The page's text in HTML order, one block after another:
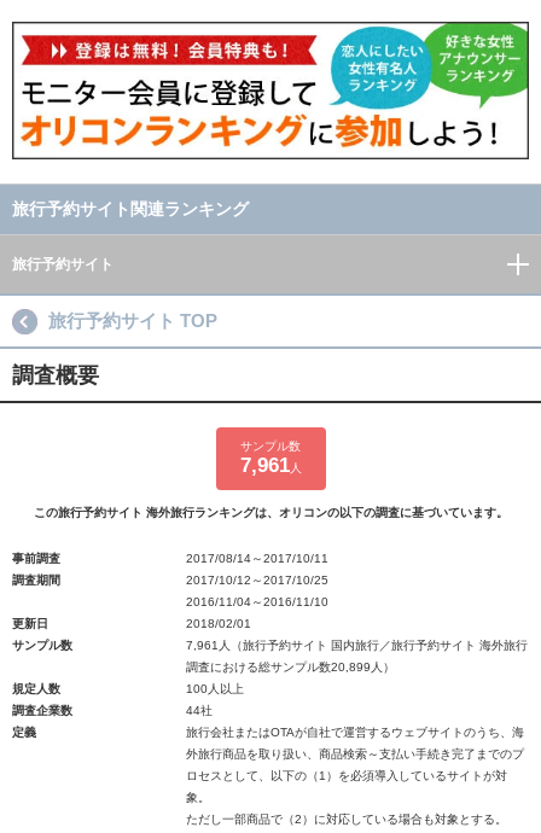
旅行予約サイト関連ランキング
旅行予約サイト
旅行予約サイト TOP
調査概要
サンプル数
7,961人
この旅行予約サイト 海外旅行ランキングは、オリコンの以下の調査に基づいています。
事前調査
2017/08/14～2017/10/11
調査期間
2017/10/12～2017/10/25
2016/11/04～2016/11/10
更新日
2018/02/01
サンプル数
7,961人（旅行予約サイト 国内旅行／旅行予約サイト 海外旅行
調査における総サンプル数20,899人）
規定人数
100人以上
調査企業数
44社
定義
旅行会社またはOTAが自社で運営するウェブサイトのうち、海
外旅行商品を取り扱い、商品検索～支払い手続き完了までのプ
ロセスとして、以下の（1）を必須導入しているサイトが対
象。
ただし一部商品で（2）に対応している場合も対象とする。